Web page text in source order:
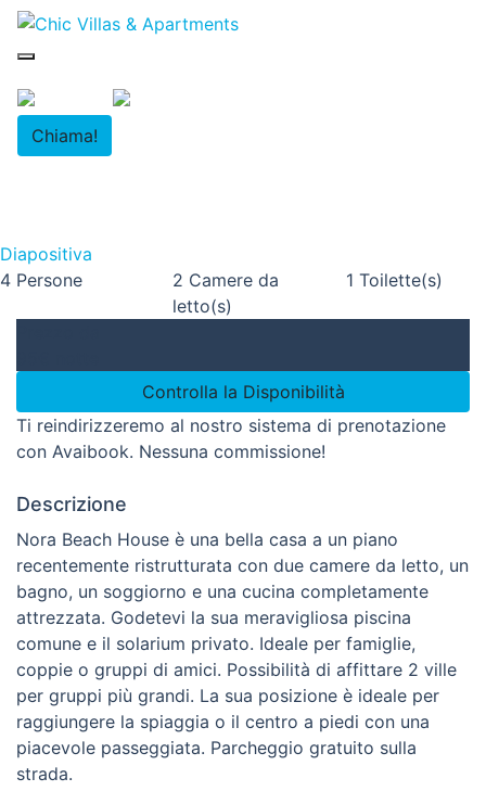
Chiama!
Diapositiva
4 Persone
2 Camere da
letto(s)
1 Toilette(s)
Descrizione
Nora Beach House è una bella casa a un piano
recentemente ristrutturata con due camere da letto, un
bagno, un soggiorno e una cucina completamente
attrezzata. Godetevi la sua meravigliosa piscina
comune e il solarium privato. Ideale per famiglie,
coppie o gruppi di amici. Possibilità di affittare 2 ville
per gruppi più grandi. La sua posizione è ideale per
raggiungere la spiaggia o il centro a piedi con una
piacevole passeggiata. Parcheggio gratuito sulla
strada.
Controlla la Disponibilità
Ti reindirizzeremo al nostro sistema di prenotazione
con Avaibook. Nessuna commissione!